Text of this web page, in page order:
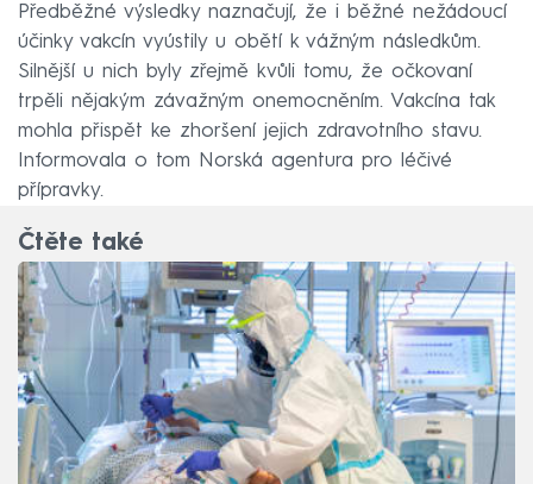
Předběžné výsledky naznačují, že i běžné nežádoucí
účinky vakcín vyústily u obětí k vážným následkům.
Silnější u nich byly zřejmě kvůli tomu, že očkovaní
trpěli nějakým závažným onemocněním. Vakcína tak
mohla přispět ke zhoršení jejich zdravotního stavu.
Informovala o tom Norská agentura pro léčivé
přípravky.
Čtěte také